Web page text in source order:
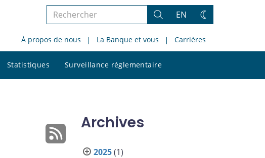
Rechercher
le
site
Rechercher
EN
Changez
thème
À propos de nous La Banque et vous Carrières
Statistiques Surveillance réglementaire
le
Archives
2025(1)